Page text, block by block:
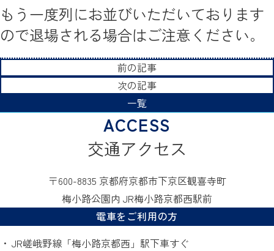
もう一度列にお並びいただいております
ので退場される場合はご注意ください。
前の記事
次の記事
一覧
交通アクセス
〒600-8835 京都府京都市下京区観喜寺町
梅小路公園内 JR梅小路京都西駅前
電車をご利用の方
JR嵯峨野線「梅小路京都西」駅下車すぐ